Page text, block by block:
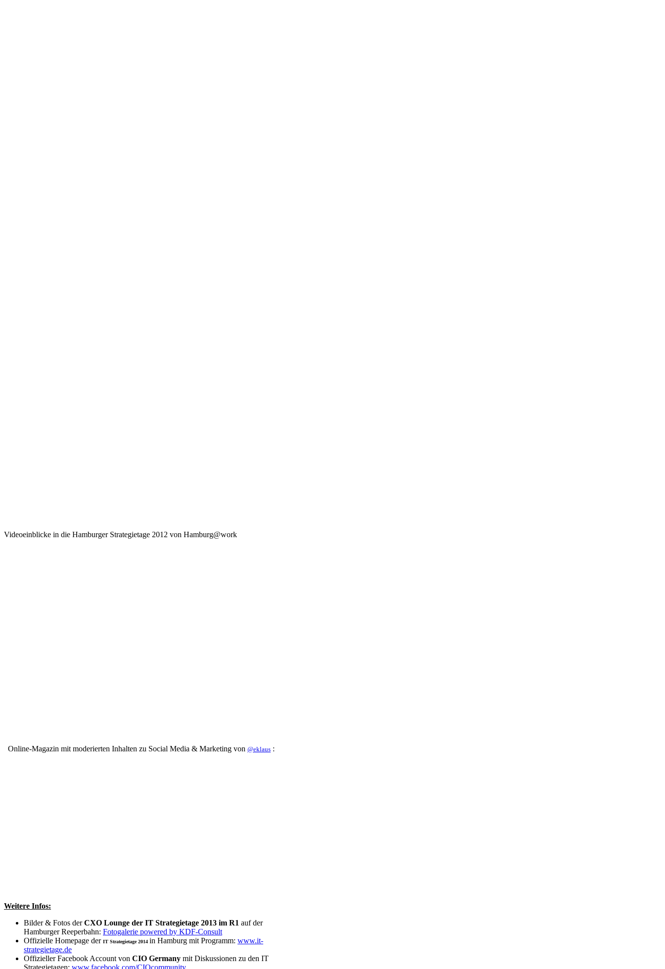
Videoeinblicke in die Hamburger Strategietage 2012 von Hamburg@work
Online-Magazin mit moderierten Inhalten zu Social Media & Marketing von @eklaus :
Weitere Infos:
Bilder & Fotos derCXO Lounge der IT Strategietage 2013 im R1 auf der
Hamburger Reeperbahn: Fotogalerie powered by KDF-Consult
Offizielle Homepage der IT Strategietage 2014 in Hamburg mit Programm: www.it-
strategietage.de
Offizieller Facebook Account von CIO Germany mit Diskussionen zu den IT
Strategietagen: www.facebook.com/CIOcommunity